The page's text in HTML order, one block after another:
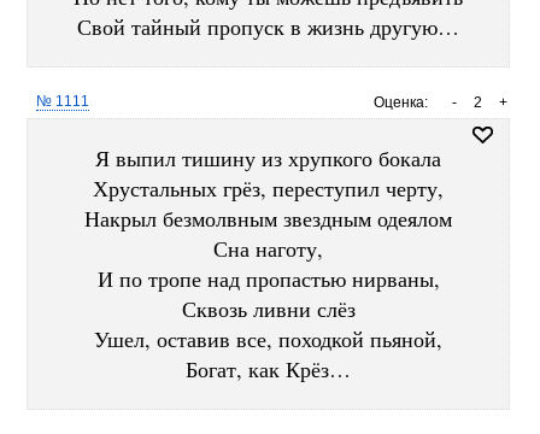
Свой тайный пропуск в жизнь другую…
Оценка: +
2
-
№ 1111
Я выпил тишину из хрупкого бокала
Хрустальных грёз, переступил черту,
Накрыл безмолвным звездным одеялом
Сна наготу,
И по тропе над пропастью нирваны,
Сквозь ливни слёз
Ушел, оставив все, походкой пьяной,
Богат, как Крёз…